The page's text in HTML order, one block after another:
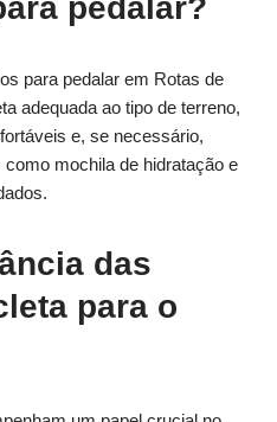
pedalar?
para pedalar em Rotas de
adequada ao tipo de terreno,
e, se necessário,
mochila de hidratação e
das
para o